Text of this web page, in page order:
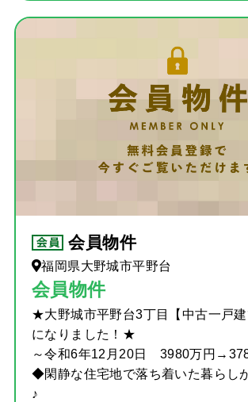
会員物件
福岡県大野城市平野台
会員物件
★大野城市平野台3丁目【中古一戸
になりました！★
～令和6年12月20日 3980万円
◆閑静な住宅地で落ち着いた暮らし
♪